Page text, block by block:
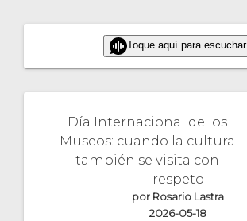
Toque aquí para escuchar
Día Internacional de los
Museos: cuando la cultura
también se visita con
respeto
por Rosario Lastra
2026-05-18